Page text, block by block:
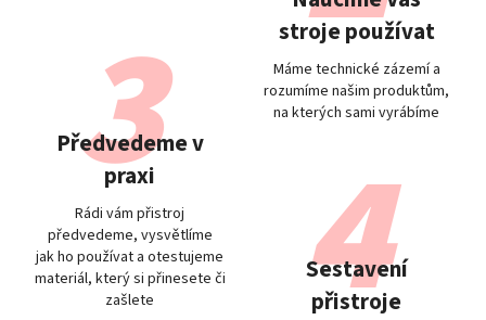
stroje používat
Máme technické zázemí a
rozumíme našim produktům,
na kterých sami vyrábíme
Předvedeme v
praxi
Rádi vám přistroj
předvedeme, vysvětlíme
jak ho používat a otestujeme
materiál, který si přinesete či
zašlete
Sestavení
přistroje